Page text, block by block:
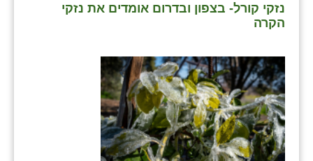
נזקי קורל- בצפון ובדרום אומדים את נזקי
הקרה